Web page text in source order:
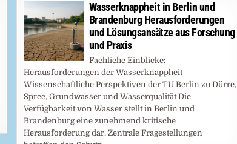
Wasserknappheit in Berlin und
Brandenburg Herausforderungen
und Lösungsansätze aus Forschung
und Praxis
Fachliche Einblicke:
Herausforderungen der Wasserknappheit
Wissenschaftliche Perspektiven der TU Berlin zu Dürre,
Spree, Grundwasser und Wasserqualität Die
Verfügbarkeit von Wasser stellt in Berlin und
Brandenburg eine zunehmend kritische
Herausforderung dar. Zentrale Fragestellungen